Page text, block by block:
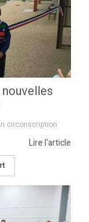
circonscription
Lire l'article